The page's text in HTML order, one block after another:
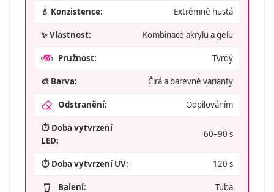
💧 Konzistence: Extrémně hustá
✨ Vlastnost: Kombinace akrylu a gelu
Pružnost: Tvrdý
🎨 Barva: Čirá a barevné varianty
Odstranění: Odpilováním
⏱️ Doba vytvrzení
LED:
60–90 s
⏱️ Doba vytvrzení UV: 120 s
Balení: Tuba